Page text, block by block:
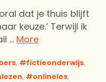
dat je thuis blijft
keuze.’ Terwijl ik
… More
, fictieonderwijs,
, onlineles,